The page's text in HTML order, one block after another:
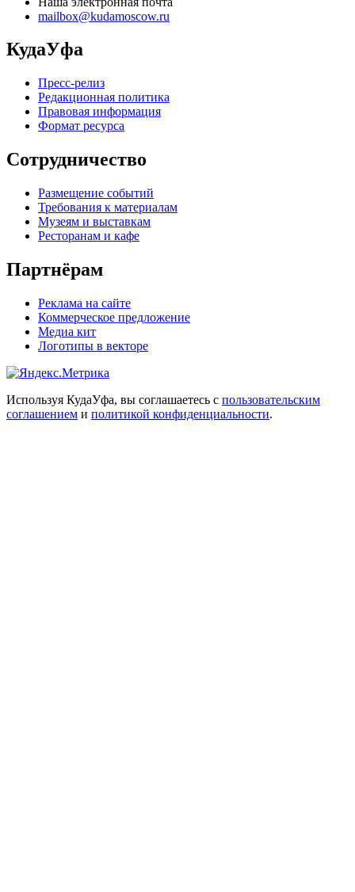
mailbox@kudamoscow.ru
КудаУфа
Пресс-релиз
Редакционная политика
Правовая информация
Формат ресурса
Сотрудничество
Размещение событий
Требования к материалам
Музеям и выставкам
Ресторанам и кафе
Партнёрам
Реклама на сайте
Коммерческое предложение
Медиа кит
Логотипы в векторе
Используя КудаУфа, вы соглашаетесь с пользовательским
соглашением и политикой конфиденциальности.